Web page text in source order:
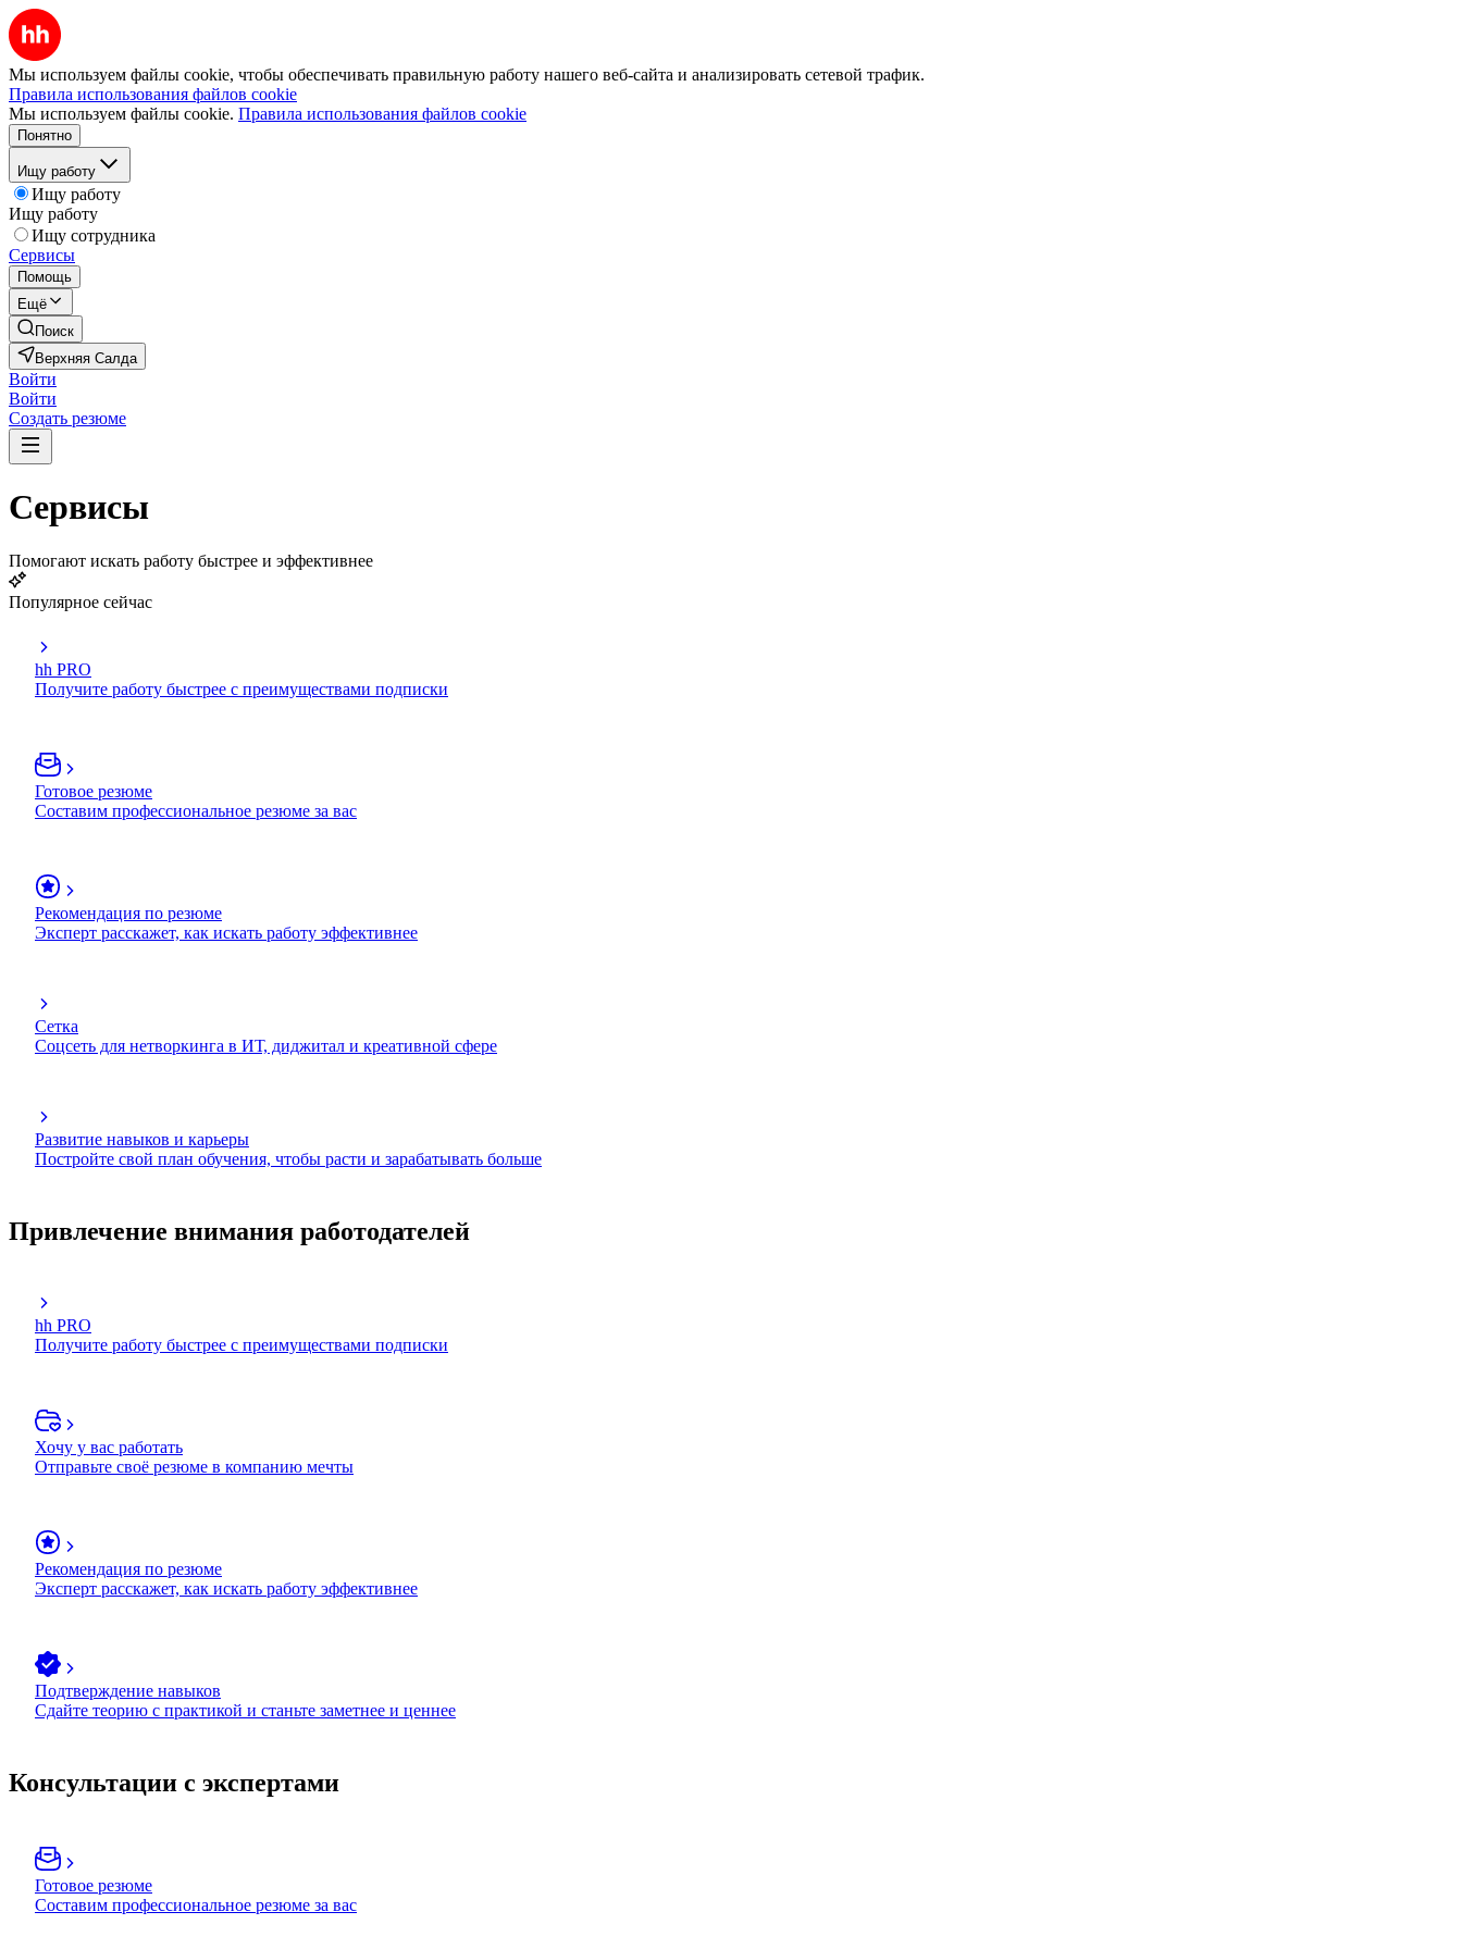
Мы используем файлы cookie, чтобы обеспечивать правильную работу нашего веб-сайта и анализировать сетевой трафик.
Правила использования файлов cookie
Мы используем файлы cookie. Правила использования файлов cookie
Понятно
Ищу работу
Ищу работу
Ищу работу
Ищу сотрудника
Сервисы
Помощь
Ещё
Поиск
Верхняя Салда
Войти
Войти
Создать резюме
Сервисы
Помогают искать работу быстрее и эффективнее
Популярное сейчас
hh PRO
Получите работу быстрее с преимуществами подписки
Готовое резюме
Составим профессиональное резюме за вас
Рекомендация по резюме
Эксперт расскажет, как искать работу эффективнее
Сетка
Соцсеть для нетворкинга в ИТ, диджитал и креативной сфере
Развитие навыков и карьеры
Постройте свой план обучения, чтобы расти и зарабатывать больше
Привлечение внимания работодателей
hh PRO
Получите работу быстрее с преимуществами подписки
Хочу у вас работать
Отправьте своё резюме в компанию мечты
Рекомендация по резюме
Эксперт расскажет, как искать работу эффективнее
Подтверждение навыков
Сдайте теорию с практикой и станьте заметнее и ценнее
Консультации с экспертами
Готовое резюме
Составим профессиональное резюме за вас